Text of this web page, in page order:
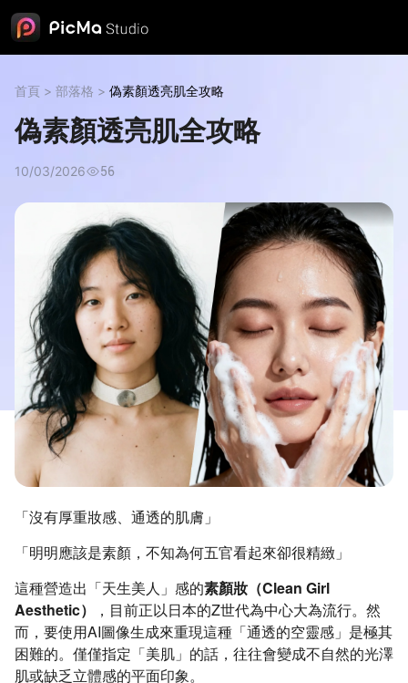
首頁 > 部落格 > 偽素顏透亮肌全攻略
偽素顏透亮肌全攻略
10/03/2026 56
「沒有厚重妝感、通透的肌膚」
「明明應該是素顏，不知為何五官看起來卻很精緻」
這種營造出「天生美人」感的素顏妝（Clean Girl
Aesthetic）
，目前正以日本的Z世代為中心大為流行。然
而，要使用AI圖像生成來重現這種「通透的空靈感」是極其
困難的。僅僅指定「美肌」的話，往往會變成不自然的光澤
肌或缺乏立體感的平面印象。